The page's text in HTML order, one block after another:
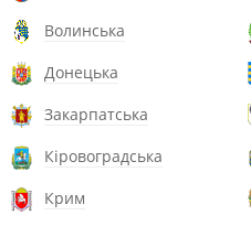
Волинська
Донецька
Закарпатська
Кіровоградська
Крим